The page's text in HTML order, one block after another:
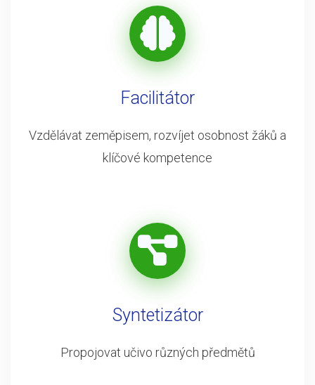
Facilitátor
Vzdělávat zeměpisem, rozvíjet osobnost žáků a
klíčové kompetence
Syntetizátor
Propojovat učivo různých předmětů